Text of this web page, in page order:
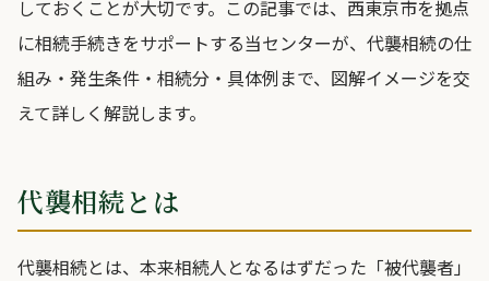
しておくことが大切です。この記事では、西東京市を拠点
に相続手続きをサポートする当センターが、代襲相続の仕
組み・発生条件・相続分・具体例まで、図解イメージを交
えて詳しく解説します。
代襲相続とは
代襲相続とは、本来相続人となるはずだった「被代襲者」